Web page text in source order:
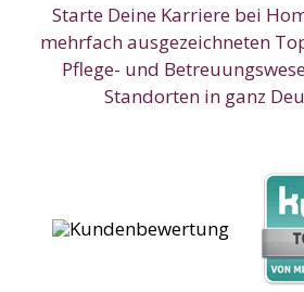
Starte Deine Karriere bei
mehrfach ausgezeichneten
Pflege- und
Standorten in ganz